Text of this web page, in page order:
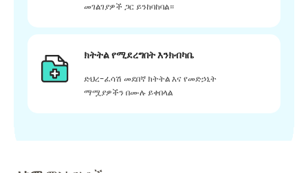
መገልገያዎች ጋር ይንከባከባል።
ክትትል የሚደረግበት እንክብካቤ
ድህረ-ፈሳሽ መደበኛ ክትትል እና የመድኃኒት
ማሟያዎችን በሙሉ ይቀበላል